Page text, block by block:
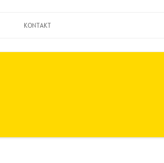
KONTAKT